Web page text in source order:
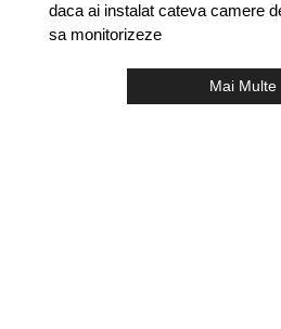
daca ai instalat cateva camere
sa monitorizeze
Mai Multe